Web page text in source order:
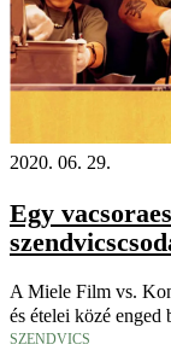
2020. 06. 29.
Egy
A Miele Film vs.
és ételei közé enged
SZENDVICS